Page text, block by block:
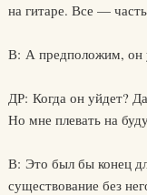
на гитаре. Все —
В: А предположим, он
ДР: Когда он уйдет?
Но мне плевать на
В: Это был бы конец
существование без